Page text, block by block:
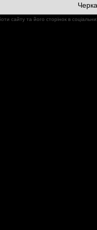
сайту та його сторінок в